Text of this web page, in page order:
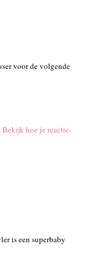
voor de volgende
Bekijk hoe je reactie-
is een superbaby